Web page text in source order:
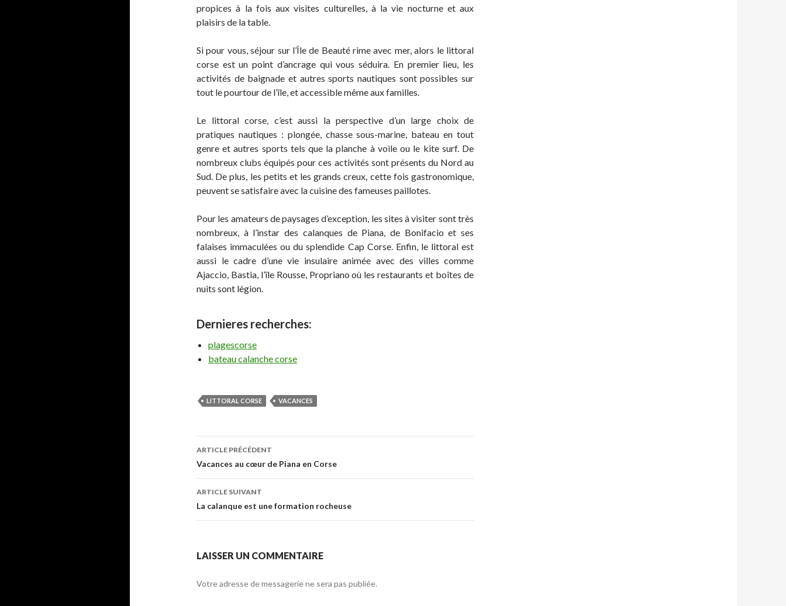
propices à la fois aux visites culturelles, à la vie nocturne et aux
plaisirs de la table.
Si pour vous, séjour sur l’Île de Beauté rime avec mer, alors le littoral
corse est un point d’ancrage qui vous séduira. En premier lieu, les
activités de baignade et autres sports nautiques sont possibles sur
tout le pourtour de l’île, et accessible même aux familles.
Le littoral corse, c’est aussi la perspective d’un large choix de
pratiques nautiques : plongée, chasse sous-marine, bateau en tout
genre et autres sports tels que la planche à voile ou le kite surf. De
nombreux clubs équipés pour ces activités sont présents du Nord au
Sud. De plus, les petits et les grands creux, cette fois gastronomique,
peuvent se satisfaire avec la cuisine des fameuses paillotes.
Pour les amateurs de paysages d’exception, les sites à visiter sont très
nombreux, à l’instar des calanques de Piana, de Bonifacio et ses
falaises immaculées ou du splendide Cap Corse. Enfin, le littoral est
aussi le cadre d’une vie insulaire animée avec des villes comme
Ajaccio, Bastia, l’île Rousse, Propriano où les restaurants et boîtes de
nuits sont légion.
Dernieres recherches:
plagescorse
bateau calanche corse
LITTORAL CORSE VACANCES
Navigation
des
articles
ARTICLE PRÉCÉDENT
Vacances au cœur de Piana en Corse
ARTICLE SUIVANT
La calanque est une formation rocheuse
LAISSER UN COMMENTAIRE
Votre adresse de messagerie ne sera pas publiée.